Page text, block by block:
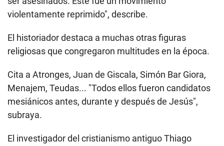
violentamente reprimido", describe.
El historiador destaca a muchas otras figuras
religiosas que congregaron multitudes en la época.
Cita a Atronges, Juan de Giscala, Simón Bar Giora,
Menajem, Teudas... "Todos ellos fueron candidatos
mesiánicos antes, durante y después de Jesús",
subraya.
El investigador del cristianismo antiguo Thiago